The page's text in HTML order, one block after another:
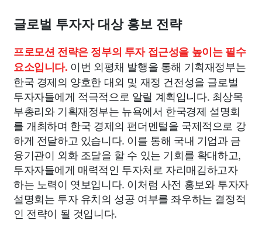
글로벌 투자자 대상 홍보 전략
프로모션 전략은 정부의 투자 접근성을 높이는 필수
요소입니다. 이번 외평채 발행을 통해 기획재정부는
한국 경제의 양호한 대외 및 재정 건전성을 글로벌
투자자들에게 적극적으로 알릴 계획입니다. 최상목
부총리와 기획재정부는 뉴욕에서 한국경제 설명회
를 개최하며 한국 경제의 펀더멘털을 국제적으로 강
하게 전달하고 있습니다. 이를 통해 국내 기업과 금
융기관이 외화 조달을 할 수 있는 기회를 확대하고,
투자자들에게 매력적인 투자처로 자리매김하고자
하는 노력이 엿보입니다. 이처럼 사전 홍보와 투자자
설명회는 투자 유치의 성공 여부를 좌우하는 결정적
인 전략이 될 것입니다.